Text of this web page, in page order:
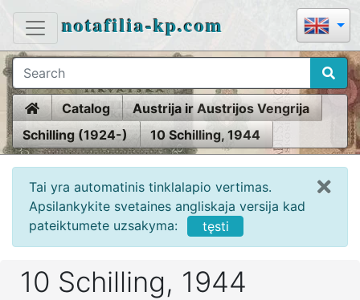
notafilia-kp.com
HomeCatalog
Austrija ir Austrijos Vengrija
Schilling (1924-)
10 Schilling, 1944
Tai yra automatinis tinklalapio vertimas.
Apsilankykite svetaines angliskaja versija kad
pateiktumete uzsakyma:
tęsti
10 Schilling, 1944